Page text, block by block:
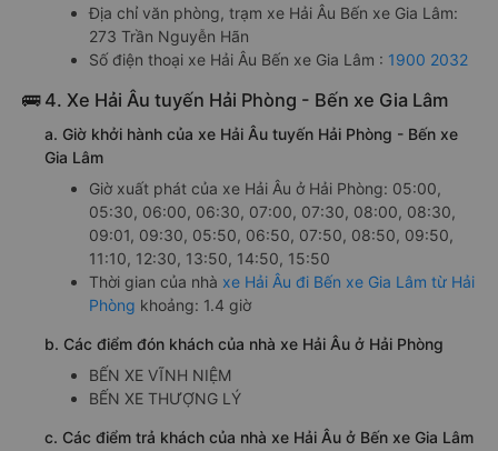
Địa chỉ văn phòng, trạm xe Hải Âu Bến xe Gia Lâm:
273 Trần Nguyễn Hãn
Số điện thoại xe Hải Âu Bến xe Gia Lâm : 1900 2032
🚌 4. Xe Hải Âu tuyến Hải Phòng - Bến xe Gia Lâm
a. Giờ khởi hành của xe Hải Âu tuyến Hải Phòng - Bến xe
Gia Lâm
Giờ xuất phát của xe Hải Âu ở Hải Phòng: 05:00,
05:30, 06:00, 06:30, 07:00, 07:30, 08:00, 08:30,
09:01, 09:30, 05:50, 06:50, 07:50, 08:50, 09:50,
11:10, 12:30, 13:50, 14:50, 15:50
Thời gian của nhà xe Hải Âu đi Bến xe Gia Lâm từ Hải
Phòng khoảng: 1.4 giờ
b. Các điểm đón khách của nhà xe Hải Âu ở Hải Phòng
BẾN XE VĨNH NIỆM
BẾN XE THƯỢNG LÝ
c. Các điểm trả khách của nhà xe Hải Âu ở Bến xe Gia Lâm